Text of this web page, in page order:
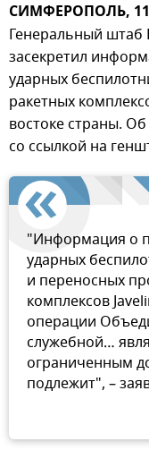
СИМФЕРОПОЛЬ,
Генеральный
засекретил
ударных
ракетных
востоке страны.
со ссылкой на
"Информация о
ударных
и переносных
комплексов
операции
служебной…
ограниченным
подлежит", –